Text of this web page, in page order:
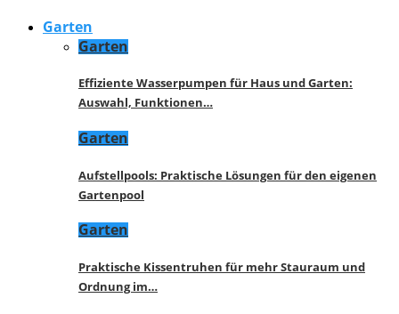
Garten
Garten
Effiziente Wasserpumpen für Haus und Garten:
Auswahl, Funktionen…
Garten
Aufstellpools: Praktische Lösungen für den eigenen
Gartenpool
Garten
Praktische Kissentruhen für mehr Stauraum und
Ordnung im…